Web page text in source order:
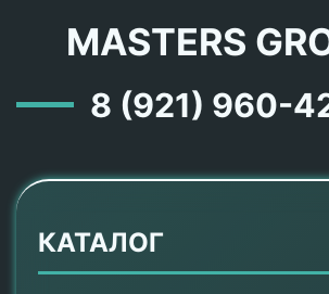
MASTERS
8 (921) 960-
КАТАЛОГ